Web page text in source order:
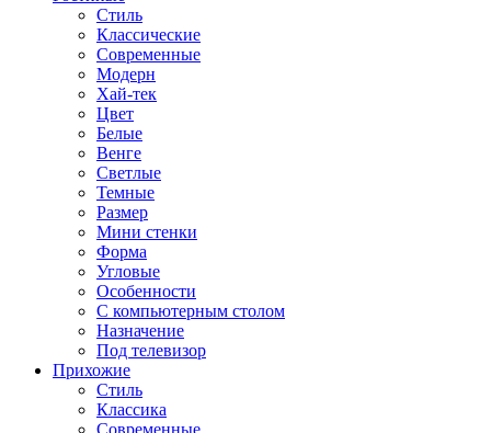
Стиль
Классические
Современные
Модерн
Хай-тек
Цвет
Белые
Венге
Светлые
Темные
Размер
Мини стенки
Форма
Угловые
Особенности
С компьютерным столом
Назначение
Под телевизор
Прихожие
Стиль
Классика
Современные